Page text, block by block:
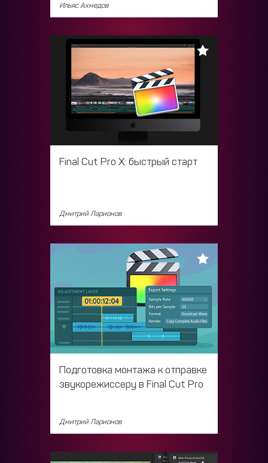
Ильяс Ахмедов
Final Cut Pro X: быстрый старт
Дмитрий Ларионов
Подготовка монтажа к отправке
звукорежиссеру в Final Cut Pro
Дмитрий Ларионов